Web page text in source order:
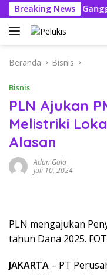
Langsung
ke
konten
Breaking News
Boleh Ada Gangguan
Beranda Bisnis
Bisnis
PLN Ajukan
Melistriki
Alasan
Adun Gala
Juli 10, 2024
PLN mengajukan
tahun Dana 2025.
JAKARTA – PT